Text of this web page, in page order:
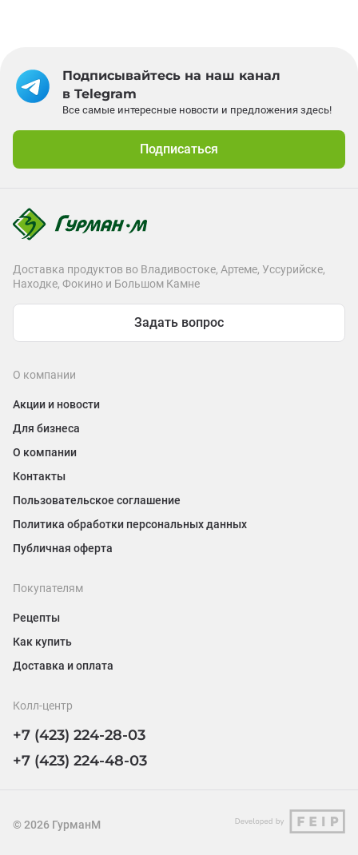
Подписывайтесь на наш канал
в Telegram
Все самые интересные новости и предложения здесь!
Подписаться
О компании
Акции и новости
Для бизнеса
О компании
Контакты
Пользовательское соглашение
Политика обработки персональных данных
Публичная оферта
Покупателям
Рецепты
Как купить
Доставка и оплата
Колл-центр
+7 (423) 224-28-03
+7 (423) 224-48-03
Доставка продуктов во Владивостоке, Артеме, Уссурийске,
Находке, Фокино и Большом Камне
Задать вопрос
© 2026 ГурманМ